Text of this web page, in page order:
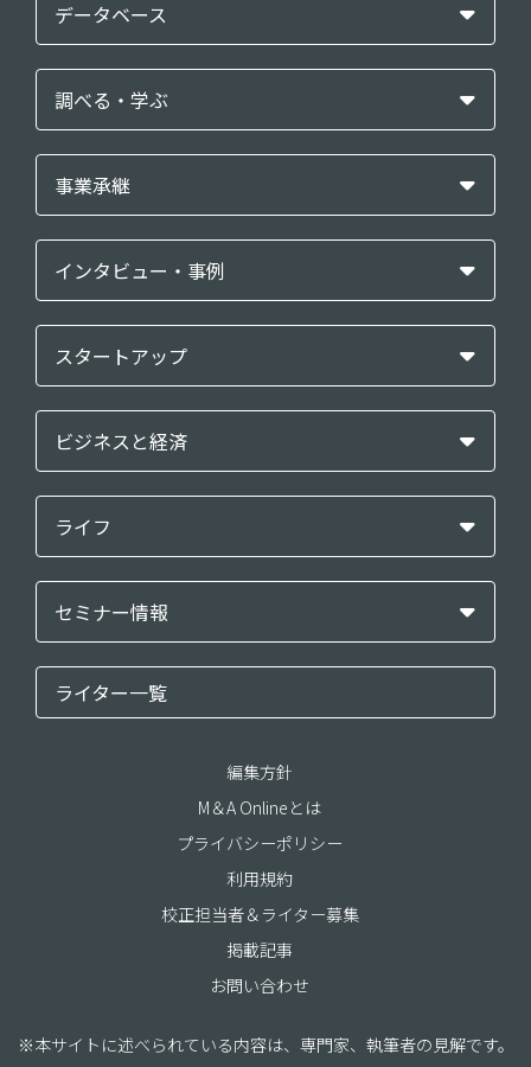
データベース
調べる・学ぶ
事業承継
インタビュー・事例
スタートアップ
ビジネスと経済
ライフ
セミナー情報
ライター一覧
編集方針
M＆A Onlineとは
プライバシーポリシー
利用規約
校正担当者＆ライター募集
掲載記事
お問い合わせ
※本サイトに述べられている内容は、専門家、執筆者の見解です。